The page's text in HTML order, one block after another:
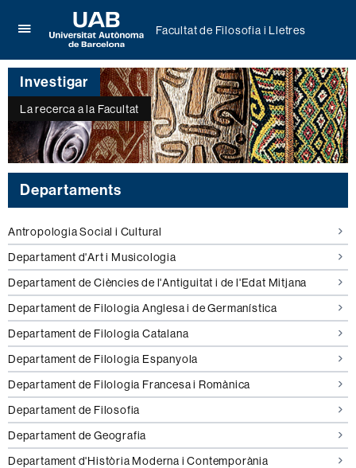
per
desplegar
el
menú
Facultat
de
Filosofia
i
Lletres
Universitat
Autònoma
de
Barcelona
Facultat de Filosofia i Lletres
Investigar
La recerca a la Facultat
Departaments
Antropologia Social i Cultural
Departament d'Art i Musicologia
Departament de Ciències de l'Antiguitat i de l'Edat Mitjana
Departament de Filologia Anglesa i de Germanística
Departament de Filologia Catalana
Departament de Filologia Espanyola
Departament de Filologia Francesa i Romànica
Departament de Filosofia
Departament de Geografia
Departament d'Història Moderna i Contemporània